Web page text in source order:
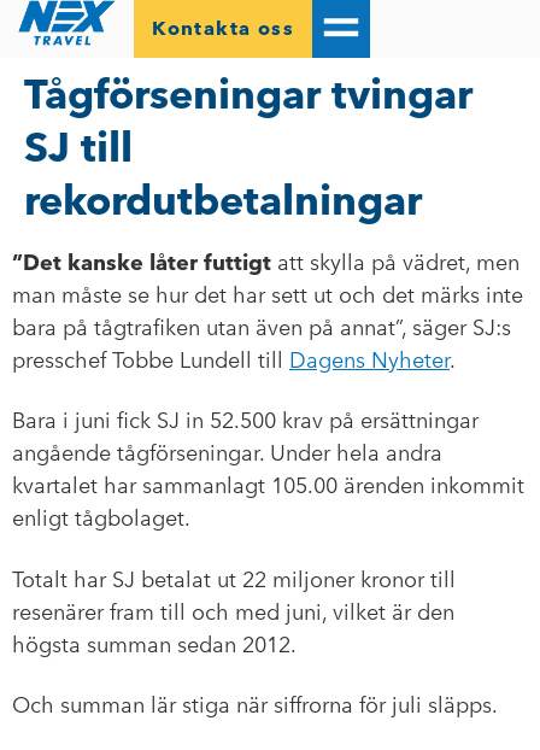
Kontakta oss
Tågförseningar tvingar
SJ till
rekordutbetalningar
”Det kanske låter futtigt att skylla på vädret, men
man måste se hur det har sett ut och det märks inte
bara på tågtrafiken utan även på annat”, säger SJ:s
presschef Tobbe Lundell till Dagens Nyheter.
Bara i juni fick SJ in 52.500 krav på ersättningar
angående tågförseningar. Under hela andra
kvartalet har sammanlagt 105.00 ärenden inkommit
enligt tågbolaget.
Totalt har SJ betalat ut 22 miljoner kronor till
resenärer fram till och med juni, vilket är den
högsta summan sedan 2012.
Och summan lär stiga när siffrorna för juli släpps.